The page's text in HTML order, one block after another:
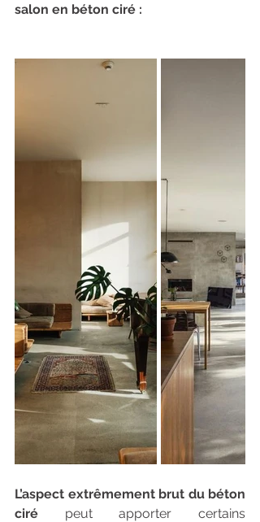
salon en béton ciré :
L’aspect extrêmement brut du béton
ciré peut apporter certains